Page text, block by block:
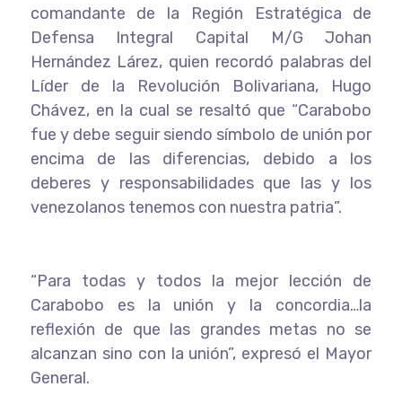
comandante de la Región Estratégica de
Defensa Integral Capital M/G Johan
Hernández Lárez, quien recordó palabras del
Líder de la Revolución Bolivariana, Hugo
Chávez, en la cual se resaltó que “Carabobo
fue y debe seguir siendo símbolo de unión por
encima de las diferencias, debido a los
deberes y responsabilidades que las y los
venezolanos tenemos con nuestra patria”.
“Para todas y todos la mejor lección de
Carabobo es la unión y la concordia…la
reflexión de que las grandes metas no se
alcanzan sino con la unión”, expresó el Mayor
General.